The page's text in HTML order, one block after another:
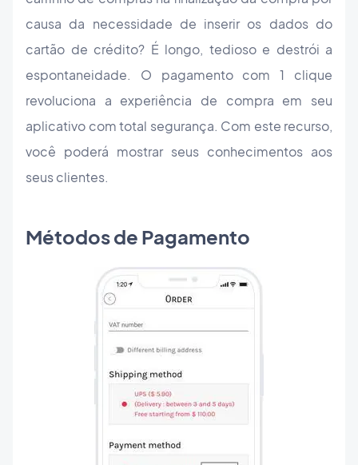
causa da necessidade de inserir os dados do
cartão de crédito? É longo, tedioso e destrói a
espontaneidade. O pagamento com 1 clique
revoluciona a experiência de compra em seu
aplicativo com total segurança. Com este recurso,
você poderá mostrar seus conhecimentos aos
seus clientes.
Métodos de Pagamento